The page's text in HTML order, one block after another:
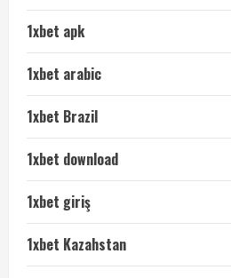
1xbet apk
1xbet arabic
1xbet Brazil
1xbet download
1xbet giriş
1xbet Kazahstan